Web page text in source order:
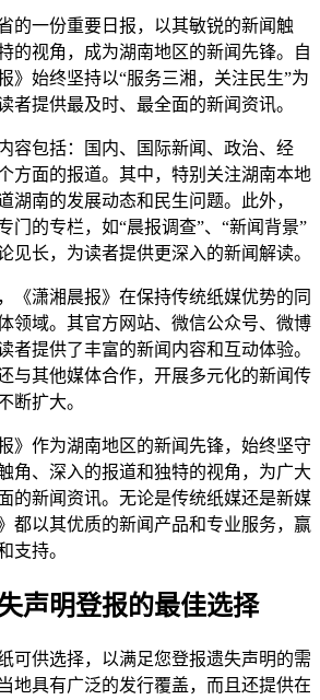
的一份重要日报，以其敏锐的新闻触
的视角，成为湖南地区的新闻先锋。自
》始终坚持以“服务三湘，关注民生”为
者提供最及时、最全面的新闻资讯。
容包括：国内、国际新闻、政治、经
方面的报道。其中，特别关注湖南本地
湖南的发展动态和民生问题。此外，
门的专栏，如“晨报调查”、“新闻背景”
见长，为读者提供更深入的新闻解读。
《潇湘晨报》在保持传统纸媒优势的同
领域。其官方网站、微信公众号、微博
者提供了丰富的新闻内容和互动体验。
与其他媒体合作，开展多元化的新闻传
断扩大。
》作为湖南地区的新闻先锋，始终坚守
角、深入的报道和独特的视角，为广大
的新闻资讯。无论是传统纸媒还是新媒
都以其优质的新闻产品和专业服务，赢
支持。
声明登报的最佳选择
可供选择，以满足您登报遗失声明的需
地具有广泛的发行覆盖，而且还提供在